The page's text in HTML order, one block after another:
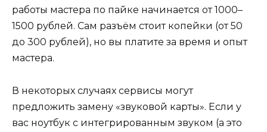
работы мастера по пайке начинается от 1000–
1500 рублей. Сам разъём стоит копейки (от 50
до 300 рублей), но вы платите за время и опыт
мастера.
В некоторых случаях сервисы могут
предложить замену «звуковой карты». Если у
вас ноутбук с интегрированным звуком (а это